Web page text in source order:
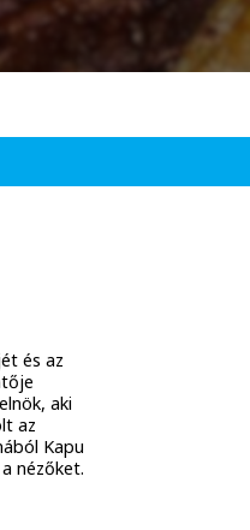
és az
aki
az
Kapu
nézőket.